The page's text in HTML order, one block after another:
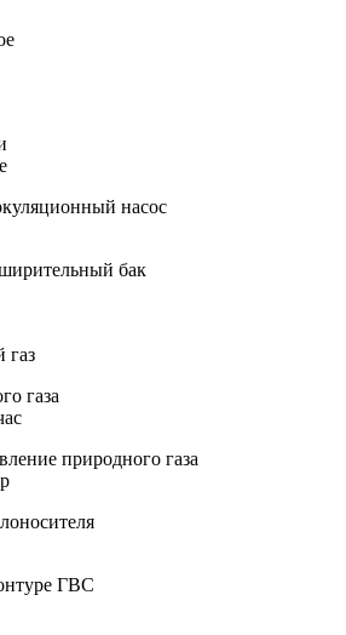
насос
бак
газ
газа
природного газа
ГВС